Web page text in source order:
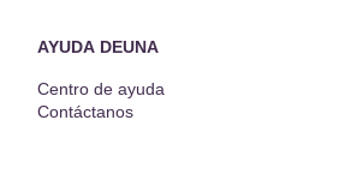
AYUDA DEUNA
Centro de ayuda
Contáctanos